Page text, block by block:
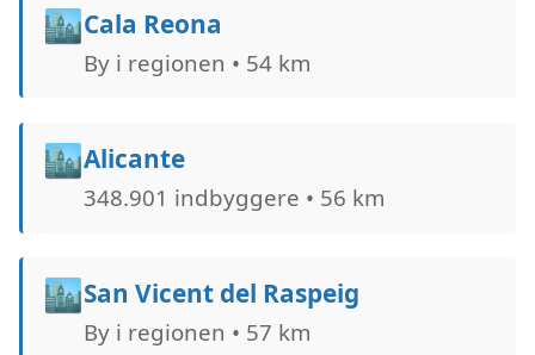
🏙️Cala Reona
By i regionen • 54 km
🏙️Alicante
348.901 indbyggere • 56 km
🏙️San Vicent del Raspeig
By i regionen • 57 km